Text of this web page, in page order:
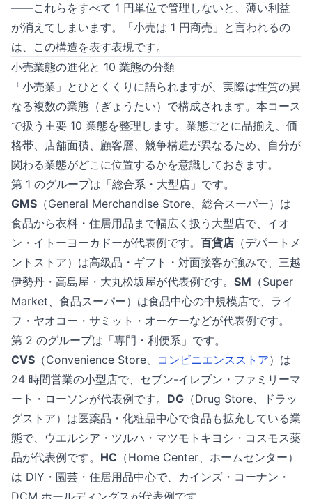
——これらをすべて 1 円単位で管理しないと、薄い利益
が消えてしまいます。「小売は 1 円商売」と言われるの
は、この構造を表す表現です。
小売業態の進化と 10 業態の分類
「小売業」とひとくくりに語られますが、実際は性質の異
なる複数の業態（ぎょうたい）で構成されます。本コース
で扱う主要 10 業態を整理します。業態ごとに品揃え、価
格帯、店舗面積、顧客層、競争構造が異なるため、自分が
関わる業態がどこに位置するかを意識しておきます。
第 1 のグループは「総合系・大型店」です。
GMS （General Merchandise Store、総合スーパー）は
食品から衣料・住居用品まで幅広く扱う大型店で、イオ
ン・イトーヨーカドーが代表例です。 百貨店 （デパートメ
ントストア）は高級品・ギフト・対面接客が強みで、三越
伊勢丹・高島屋・大丸松坂屋が代表例です。 SM （Super
Market、食品スーパー）は食品中心の中規模店で、ライ
フ・ヤオコー・サミット・オーケーなどが代表例です。
第 2 のグループは「専門・利便系」です。
CVS （Convenience Store、 コンビニエンスストア）は
24 時間営業の小型店で、セブン-イレブン・ファミリーマ
ート・ローソンが代表例です。 DG （Drug Store、ドラッ
グストア）は医薬品・化粧品中心で食品も拡充している業
態で、ウエルシア・ツルハ・マツモトキヨシ・コスモス薬
品が代表例です。 HC （Home Center、ホームセンター）
は DIY・園芸・住居用品中心で、カインズ・コーナン・
DCM ホールディングスが代表例です。